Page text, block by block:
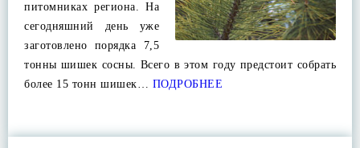
питомниках региона. На
сегодняшний день уже
заготовлено порядка 7,5
тонны шишек сосны. Всего в этом году предстоит собрать
более 15 тонн шишек… ПОДРОБНЕЕ